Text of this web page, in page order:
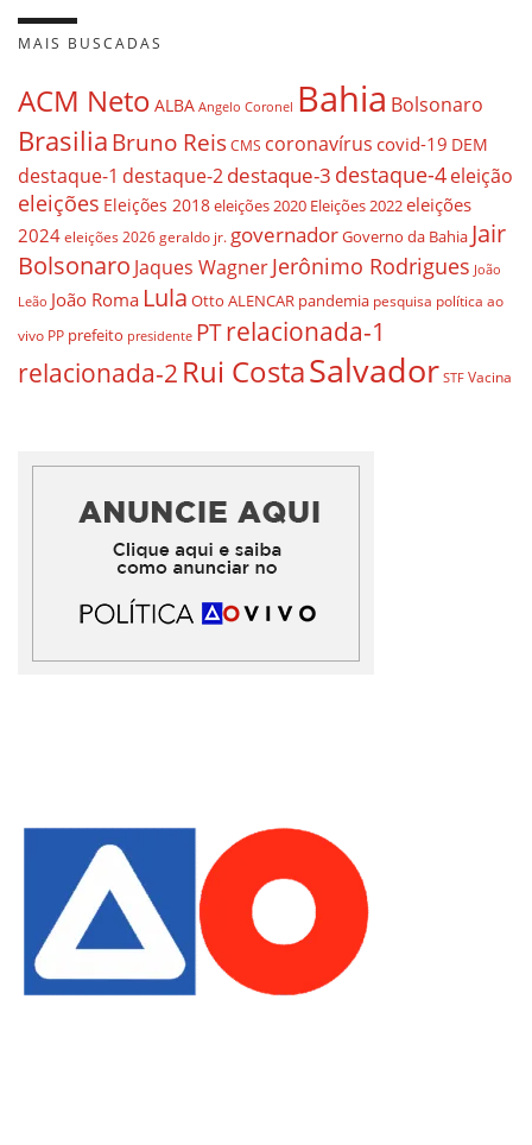
MAIS BUSCADAS
ACM Neto ALBA Angelo Coronel Bahia Bolsonaro
BrasiliaBruno ReisCMS coronavírus covid-19 DEM
destaque-1 destaque-2destaque-3 destaque-4eleição
eleições Eleições 2018eleições 2020 Eleições 2022eleições
2024 eleições 2026 geraldo jr. governadorGoverno da Bahia Jair
Bolsonaro Jaques WagnerJerônimo Rodrigues João
Leão João Roma Lula Otto ALENCAR pandemia pesquisa política ao
vivo PP prefeito presidente PTrelacionada-1
relacionada-2 Rui CostaSalvador STF Vacina